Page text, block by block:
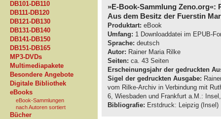
DB101-DB110
DB111-DB120
DB121-DB130
DB131-DB140
DB141-DB150
DB151-DB165
MP3-DVDs
Multimediapakete
Besondere Angebote
Digitale Bibliothek
eBooks
eBook-Sammlungen
nach Autoren sortiert
Bücher
»E-Book-Sammlung Zeno.org«:
Aus dem Besitz der Fuerstin
Produktart: eBook
Umfang: 1 Downloaddatei im EPUB-
Sprache: deutsch
Autor: Rainer Maria Rilke
Seiten: ca. 43 Seiten
Erscheinungsjahr der gedruckten
Sigel der gedruckten Ausgabe:
vom Rilke-Archiv in Verbindung mit
6, Wiesbaden und Frankfurt a.M.:
Bibliografie: Erstdruck: Leipzig (Insel)